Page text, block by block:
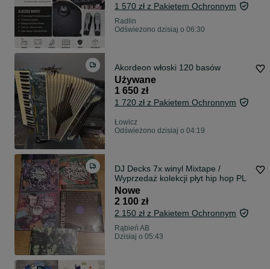
1 570 zł z Pakietem Ochronnym
Radlin
Odświeżono dzisiaj o 06:30
Akordeon włoski 120 basów
Używane
1 650 zł
1 720 zł z Pakietem Ochronnym
Łowicz
Odświeżono dzisiaj o 04:19
DJ Decks 7x winyl Mixtape /
Wyprzedaż kolekcji płyt hip hop PL
Nowe
2 100 zł
2 150 zł z Pakietem Ochronnym
Rąbień AB
Dzisiaj o 05:43